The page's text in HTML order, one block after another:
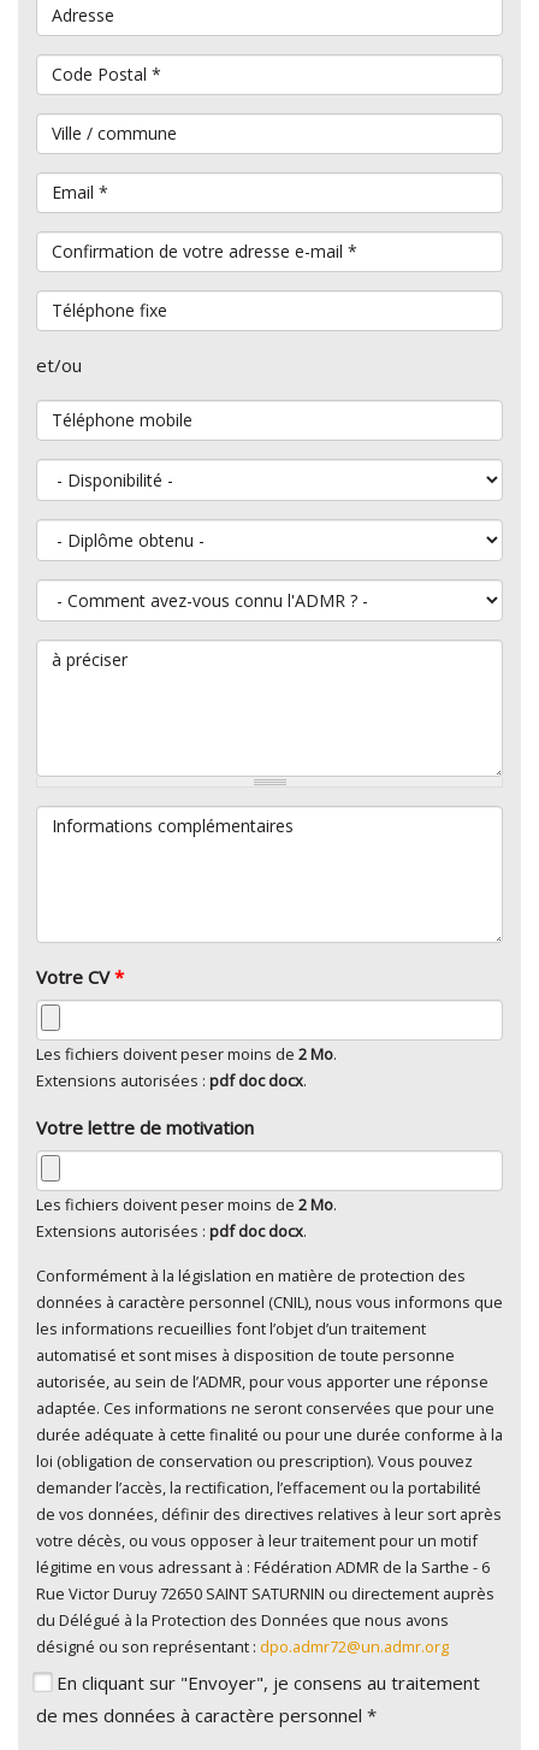
Adresse
Code Postal*
Ville / commune
Email*
Confirmation de votre adresse e-mail*
Téléphone fixe
et/ou
Téléphone mobile
Disponibilité
Diplôme obtenu
Comment avez-vous connu l'ADMR ?
à préciser
Informations complémentaires
Votre CV*
Les fichiers doivent peser moins de 2 Mo.
Extensions autorisées : pdf doc docx.
Votre lettre de motivation
Les fichiers doivent peser moins de 2 Mo.
Extensions autorisées : pdf doc docx.
En cliquant sur "Envoyer", je consens au traitement de
mes données à caractère personnel*
Conformément à la législation en matière de protection des
données à caractère personnel (CNIL), nous vous informons que
les informations recueillies font l’objet d’un traitement
automatisé et sont mises à disposition de toute personne
autorisée, au sein de l’ADMR, pour vous apporter une réponse
adaptée. Ces informations ne seront conservées que pour une
durée adéquate à cette finalité ou pour une durée conforme à la
loi (obligation de conservation ou prescription). Vous pouvez
demander l’accès, la rectification, l’effacement ou la portabilité
de vos données, définir des directives relatives à leur sort après
votre décès, ou vous opposer à leur traitement pour un motif
légitime en vous adressant à : Fédération ADMR de la Sarthe - 6
Rue Victor Duruy 72650 SAINT SATURNIN ou directement auprès
du Délégué à la Protection des Données que nous avons
désigné ou son représentant : dpo.admr72@un.admr.org
En cliquant sur "Envoyer", je consens au traitement
de mes données à caractère personnel *